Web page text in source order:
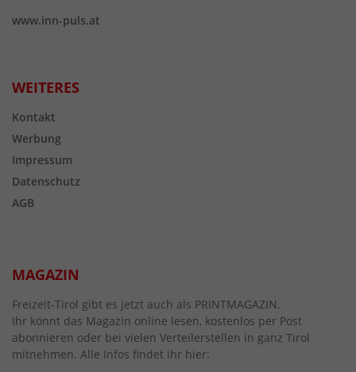
www.inn-puls.at
WEITERES
Kontakt
Werbung
Impressum
Datenschutz
AGB
MAGAZIN
Freizeit-Tirol gibt es jetzt auch als PRINTMAGAZIN.
Ihr könnt das Magazin online lesen, kostenlos per Post
abonnieren oder bei vielen Verteilerstellen in ganz Tirol
mitnehmen. Alle Infos findet ihr hier: